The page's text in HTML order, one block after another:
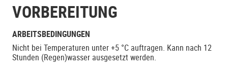
VORBEREITUNG
ARBEITSBEDINGUNGEN
Nicht bei Temperaturen unter +5 °C auftragen. Kann nach 12
Stunden (Regen)wasser ausgesetzt werden.